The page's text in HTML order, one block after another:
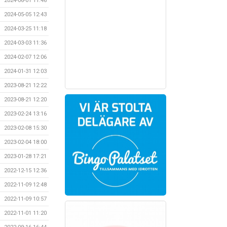
2024-05-05 12:43
2024-03-25 11:18
2024-03-03 11:36
2024-02-07 12:06
2024-01-31 12:03
2023-08-21 12:22
2023-08-21 12:20
2023-02-24 13:16
2023-02-08 15:30
2023-02-04 18:00
2023-01-28 17:21
2022-12-15 12:36
2022-11-09 12:48
2022-11-09 10:57
2022-11-01 11:20